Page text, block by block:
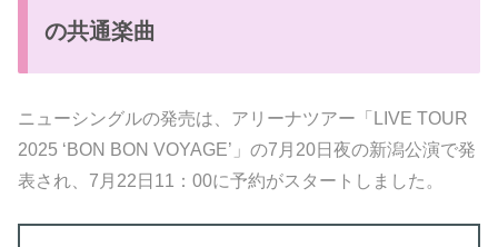
の共通楽曲
ニューシングルの発売は、アリーナツアー「LIVE TOUR
2025 ‘BON BON VOYAGE’」の7月20日夜の新潟公演で発
表され、7月22日11：00に予約がスタートしました。